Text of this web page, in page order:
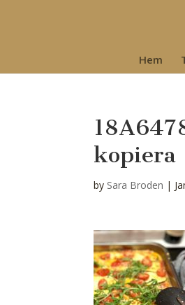
Hem
kopiera
by Sara Broden |